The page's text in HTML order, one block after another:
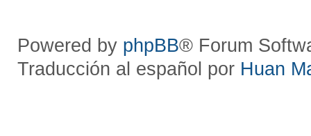
Powered by phpBB® Forum
Traducción al español por Huan